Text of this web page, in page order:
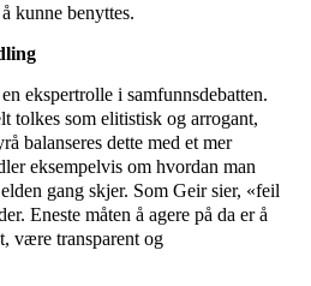
kunne benyttes.
ekspertrolle i samfunnsdebatten.
tolkes som elitistisk og arrogant,
balanseres dette med et mer
eksempelvis om hvordan man
gang skjer. Som Geir sier, «feil
Eneste måten å agere på da er å
være transparent og